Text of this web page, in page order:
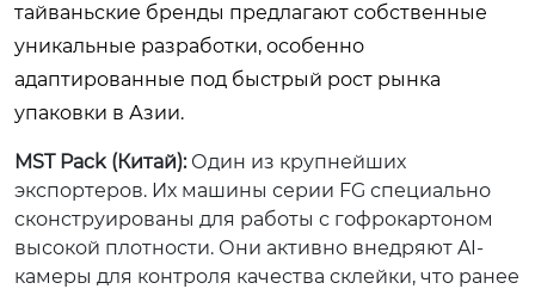
тайваньские бренды предлагают собственные
уникальные разработки, особенно
адаптированные под быстрый рост рынка
упаковки в Азии.
MST Pack (Китай):Один из крупнейших
экспортеров. Их машины серии FG специально
сконструированы для работы с гофрокартоном
высокой плотности. Они активно внедряют AI-
камеры для контроля качества склейки, что ранее